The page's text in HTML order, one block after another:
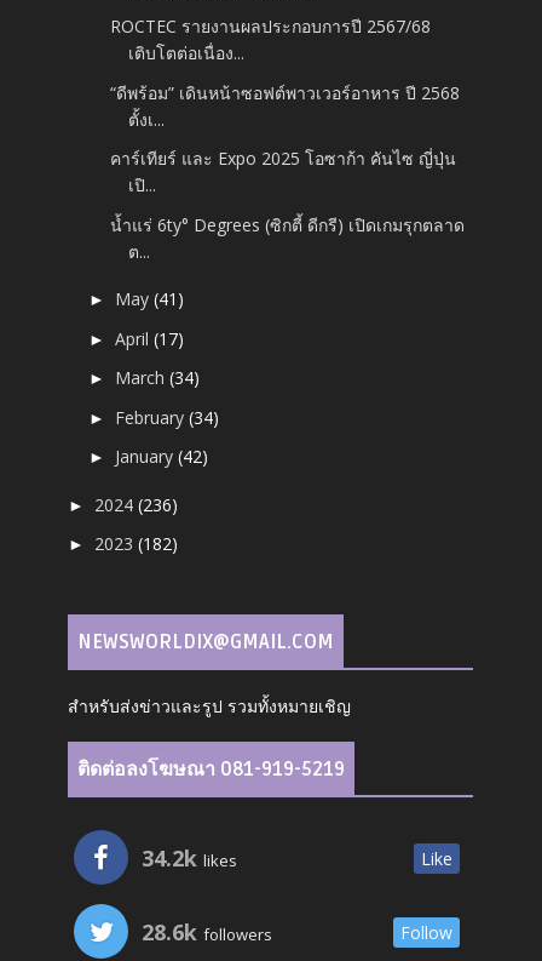
ROCTEC รายงานผลประกอบการปี 2567/68
เติบโตต่อเนื่อง...
“ดีพร้อม” เดินหน้าซอฟต์พาวเวอร์อาหาร ปี 2568
ตั้งเ...
คาร์เทียร์ และ Expo 2025 โอซาก้า คันไซ ญี่ปุ่น
เปิ...
น้ำแร่ 6ty° Degrees (ซิกตี้ ดีกรี) เปิดเกมรุกตลาด
ต...
► May(41)
►April(17)
► March(34)
► February(34)
► January(42)
► 2024(236)
► 2023(182)
NEWSWORLDIX@GMAIL.COM
สำหรับส่งข่าวและรูป รวมทั้งหมายเชิญ
ติดต่อลงโฆษณา 081-919-5219
34.2k likes Like
28.6k followers Follow